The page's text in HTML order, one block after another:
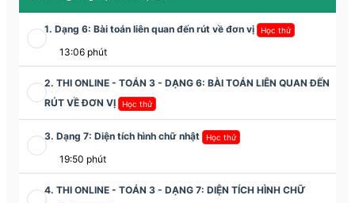
1. Dạng 6: Bài toán liên quan đến rút về đơn vị Học thử
13:06 phút
2. THI ONLINE - TOÁN 3 - DẠNG 6: BÀI TOÁN LIÊN QUAN ĐẾN
RÚT VỀ ĐƠN VỊ
Học thử
3. Dạng 7: Diện tích hình chữ nhật Học thử
19:50 phút
4. THI ONLINE - TOÁN 3 - DẠNG 7: DIỆN TÍCH HÌNH CHỮ